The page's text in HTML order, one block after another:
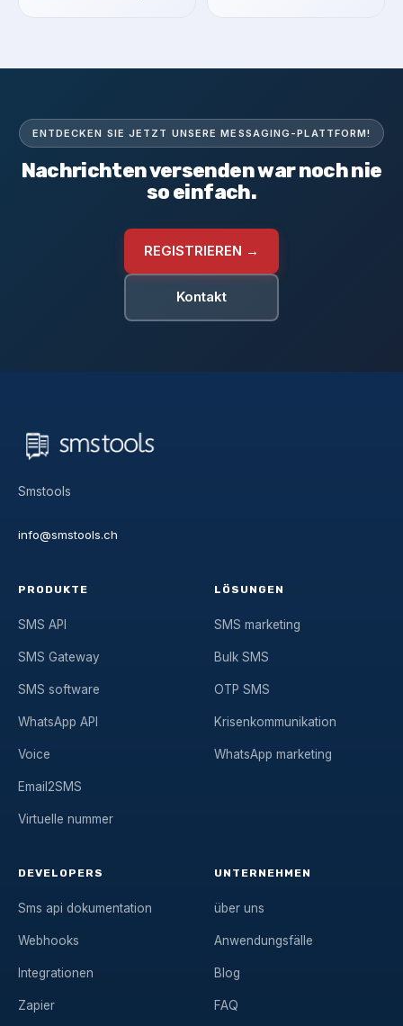
ENTDECKEN SIE JETZT UNSERE MESSAGING-PLATTFORM!
Nachrichten versenden war noch nie
so einfach.
REGISTRIEREN →
Kontakt
Smstools
info@smstools.ch
PRODUKTE
SMS API
SMS Gateway
SMS software
WhatsApp API
Voice
Email2SMS
Virtuelle nummer
LÖSUNGEN
SMS marketing
Bulk SMS
OTP SMS
Krisenkommunikation
WhatsApp marketing
DEVELOPERS
Sms api dokumentation
Webhooks
Integrationen
Zapier
UNTERNEHMEN
über uns
Anwendungsfälle
Blog
FAQ